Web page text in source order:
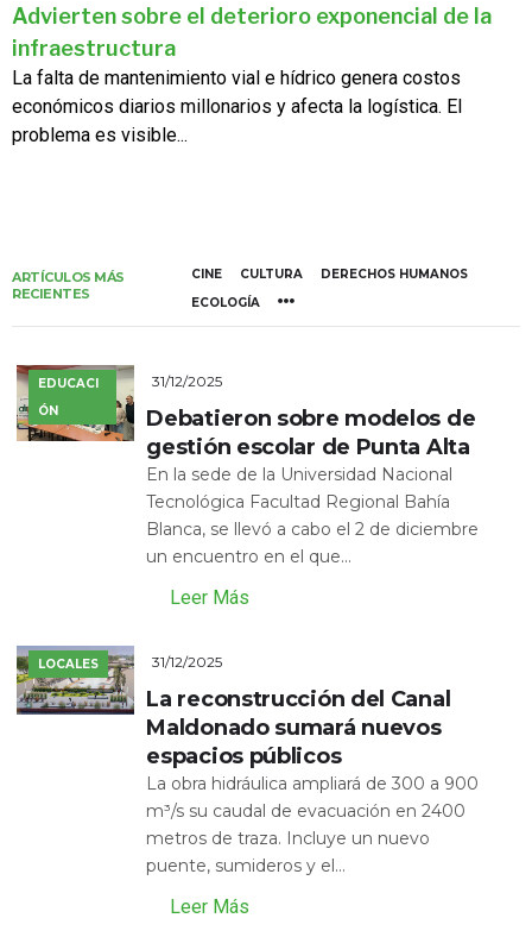
Advierten sobre el deterioro exponencial de la
infraestructura
La falta de mantenimiento vial e hídrico genera costos
económicos diarios millonarios y afecta la logística. El
problema es visible...
ARTÍCULOS MÁS
RECIENTES
CINE CULTURA
DERECHOS HUMANOS
ECOLOGÍA
EDUCACI
ÓN
31/12/2025
Debatieron sobre modelos de
gestión escolar de Punta Alta
En la sede de la Universidad Nacional
Tecnológica Facultad Regional Bahía
Blanca, se llevó a cabo el 2 de diciembre
un encuentro en el que...
Leer Más
LOCALES 31/12/2025
La reconstrucción del Canal
Maldonado sumará nuevos
espacios públicos
La obra hidráulica ampliará de 300 a 900
m³/s su caudal de evacuación en 2400
metros de traza. Incluye un nuevo
puente, sumideros y el...
Leer Más